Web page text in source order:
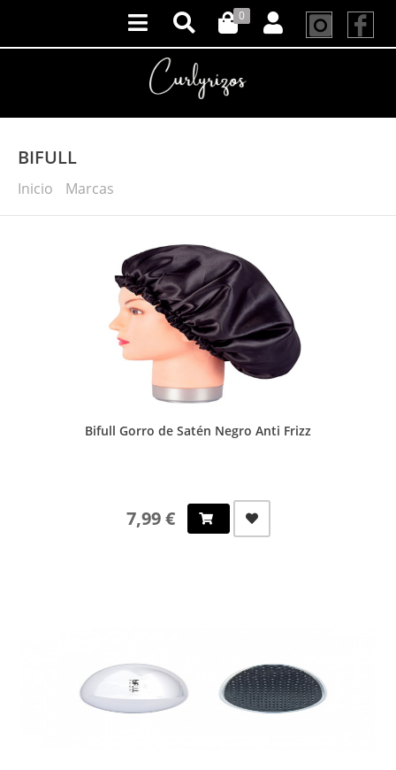
0
BIFULL
Inicio Marcas
Bifull Gorro de Satén Negro Anti Frizz
7,99 €